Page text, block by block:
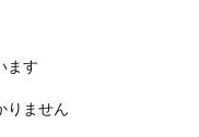
ます
りません